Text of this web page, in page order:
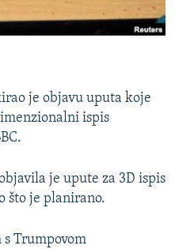
je objavu uputa koje
ispis
je upute za 3D ispis
što je planirano.
s Trumpovom